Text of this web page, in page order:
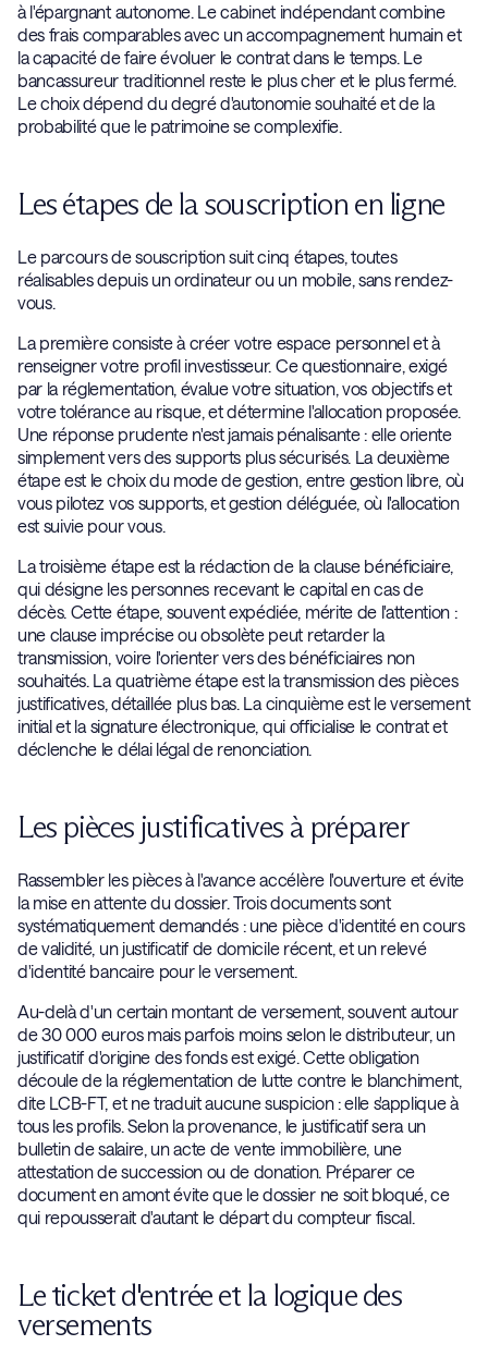
à l'épargnant autonome. Le cabinet indépendant combine
des frais comparables avec un accompagnement humain et
la capacité de faire évoluer le contrat dans le temps. Le
bancassureur traditionnel reste le plus cher et le plus fermé.
Le choix dépend du degré d'autonomie souhaité et de la
probabilité que le patrimoine se complexifie.
Les étapes de la souscription en ligne
Le parcours de souscription suit cinq étapes, toutes
réalisables depuis un ordinateur ou un mobile, sans rendez-
vous.
La première consiste à créer votre espace personnel et à
renseigner votre profil investisseur. Ce questionnaire, exigé
par la réglementation, évalue votre situation, vos objectifs et
votre tolérance au risque, et détermine l'allocation proposée.
Une réponse prudente n'est jamais pénalisante : elle oriente
simplement vers des supports plus sécurisés. La deuxième
étape est le choix du mode de gestion, entre gestion libre, où
vous pilotez vos supports, et gestion déléguée, où l'allocation
est suivie pour vous.
La troisième étape est la rédaction de la clause bénéficiaire,
qui désigne les personnes recevant le capital en cas de
décès. Cette étape, souvent expédiée, mérite de l'attention :
une clause imprécise ou obsolète peut retarder la
transmission, voire l'orienter vers des bénéficiaires non
souhaités. La quatrième étape est la transmission des pièces
justificatives, détaillée plus bas. La cinquième est le versement
initial et la signature électronique, qui officialise le contrat et
déclenche le délai légal de renonciation.
Les pièces justificatives à préparer
Rassembler les pièces à l'avance accélère l'ouverture et évite
la mise en attente du dossier. Trois documents sont
systématiquement demandés : une pièce d'identité en cours
de validité, un justificatif de domicile récent, et un relevé
d'identité bancaire pour le versement.
Au-delà d'un certain montant de versement, souvent autour
de 30 000 euros mais parfois moins selon le distributeur, un
justificatif d'origine des fonds est exigé. Cette obligation
découle de la réglementation de lutte contre le blanchiment,
dite LCB-FT, et ne traduit aucune suspicion : elle s'applique à
tous les profils. Selon la provenance, le justificatif sera un
bulletin de salaire, un acte de vente immobilière, une
attestation de succession ou de donation. Préparer ce
document en amont évite que le dossier ne soit bloqué, ce
qui repousserait d'autant le départ du compteur fiscal.
Le ticket d'entrée et la logique des
versements